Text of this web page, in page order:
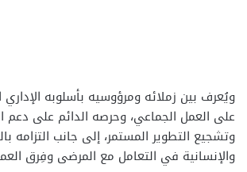
ويُعرف بين زملائه ومرؤوسيه بأسلوبه الإداري
على العمل الجماعي، وحرصه الدائم على دعم
وتشجيع التطوير المستمر، إلى جانب التزامه
والإنسانية في التعامل مع المرضى وفِرق